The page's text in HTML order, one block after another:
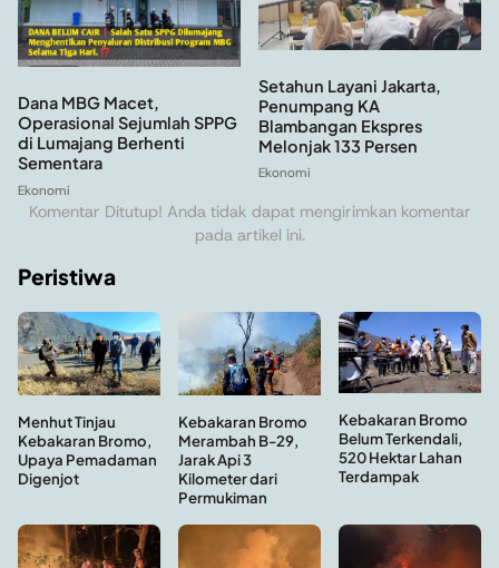
Dana MBG Macet,
Operasional Sejumlah SPPG
di Lumajang Berhenti
Sementara
Ekonomi
Setahun Layani Jakarta,
Penumpang KA
Blambangan Ekspres
Melonjak 133 Persen
Ekonomi
Komentar Ditutup! Anda tidak dapat mengirimkan komentar
pada artikel ini.
Peristiwa
Menhut Tinjau
Kebakaran Bromo,
Upaya Pemadaman
Digenjot
Kebakaran Bromo
Merambah B-29,
Jarak Api 3
Kilometer dari
Permukiman
Kebakaran Bromo
Belum Terkendali,
520 Hektar Lahan
Terdampak